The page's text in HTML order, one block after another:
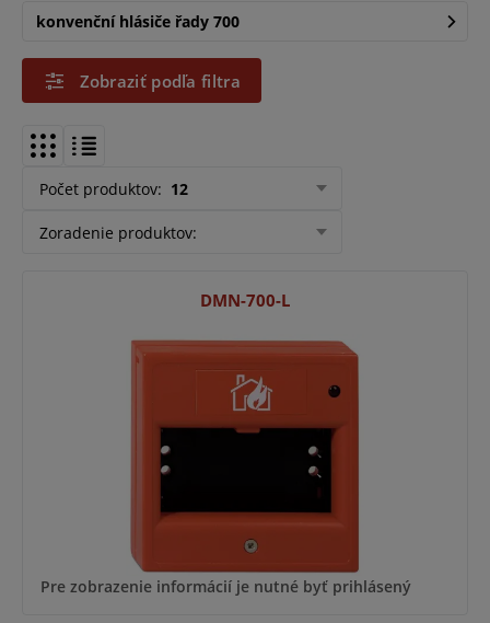
konvenční hlásiče řady 700
Zobraziť podľa filtra
Počet produktov: 12
Zoradenie produktov:
DMN-700-L
Pre zobrazenie informácií je nutné byť prihlásený